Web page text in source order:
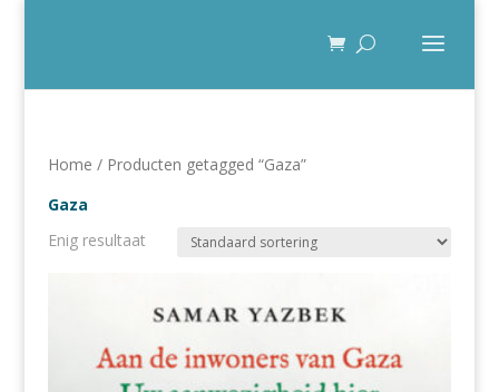
Home / Producten getagged “Gaza”
Gaza
Enig resultaat